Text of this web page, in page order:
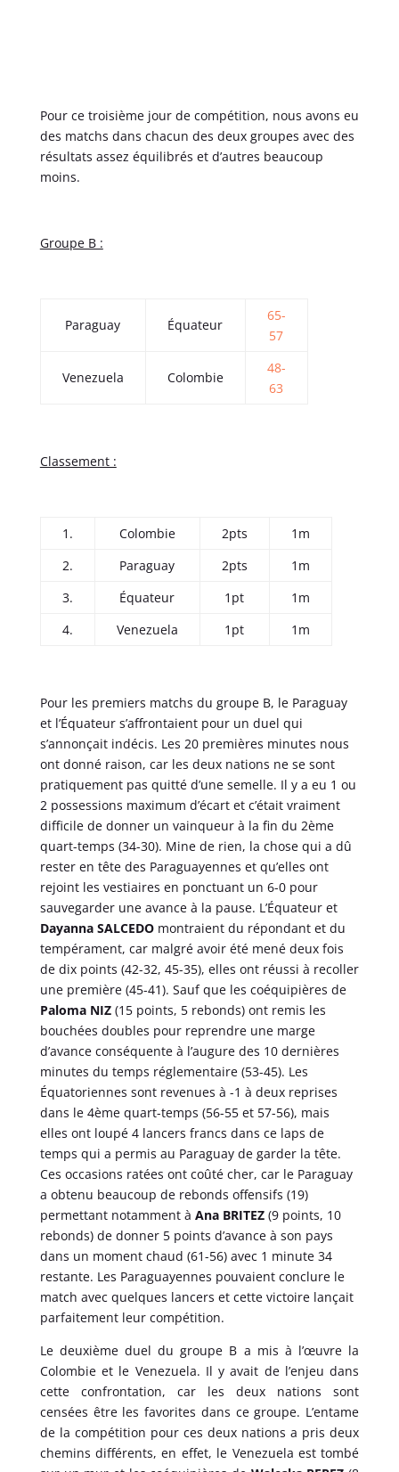
Pour ce troisième jour de compétition, nous avons eu
des matchs dans chacun des deux groupes avec des
résultats assez équilibrés et d’autres beaucoup
moins.
Groupe B :
Paraguay Équateur
65-
57
Venezuela Colombie
48-
63
Classement :
1. Colombie 2pts
1m
2.
Paraguay 2pts
1m
3.
Équateur 1pt
1m
4.
Venezuela 1pt 1m
Pour les premiers matchs du groupe B, le Paraguay
et l’Équateur s’affrontaient pour un duel qui
s’annonçait indécis. Les 20 premières minutes nous
ont donné raison, car les deux nations ne se sont
pratiquement pas quitté d’une semelle. Il y a eu 1 ou
2 possessions maximum d’écart et c’était vraiment
difficile de donner un vainqueur à la fin du 2ème
quart-temps (34-30). Mine de rien, la chose qui a dû
rester en tête des Paraguayennes et qu’elles ont
rejoint les vestiaires en ponctuant un 6-0 pour
sauvegarder une avance à la pause. L’Équateur et
Dayanna SALCEDOmontraient du répondant et du
tempérament, car malgré avoir été mené deux fois
de dix points (42-32, 45-35), elles ont réussi à recoller
une première (45-41). Sauf que les coéquipières de
Paloma NIZ(15 points, 5 rebonds) ont remis les
bouchées doubles pour reprendre une marge
d’avance conséquente à l’augure des 10 dernières
minutes du temps réglementaire (53-45). Les
Équatoriennes sont revenues à -1 à deux reprises
dans le 4ème quart-temps (56-55 et 57-56), mais
elles ont loupé 4 lancers francs dans ce laps de
temps qui a permis au Paraguay de garder la tête.
Ces occasions ratées ont coûté cher, car le Paraguay
a obtenu beaucoup de rebonds offensifs (19)
permettant notamment à Ana BRITEZ(9 points, 10
rebonds) de donner 5 points d’avance à son pays
dans un moment chaud (61-56) avec 1 minute 34
restante. Les Paraguayennes pouvaient conclure le
match avec quelques lancers et cette victoire lançait
parfaitement leur compétition.
Le deuxième duel du groupe B a mis à l’œuvre la
Colombie et le Venezuela. Il y avait de l’enjeu dans
cette confrontation, car les deux nations sont
censées être les favorites dans ce groupe. L’entame
de la compétition pour ces deux nations a pris deux
chemins différents, en effet, le Venezuela est tombé